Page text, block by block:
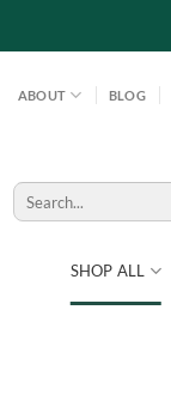
ABOUT BLOG
SHOP ALL
Search
for: